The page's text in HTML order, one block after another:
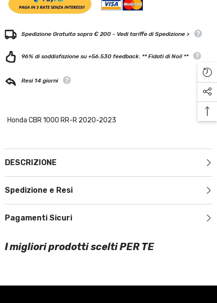
Spedizione Gratuita sopra € 200 - Vedi tariffe di Spedizione >
96% di soddisfazione su +56.530 feedback. ** Fidati di Noi! **
Resi 14 giorni
Honda CBR 1000 RR-R 2020-2023
DESCRIZIONE
Spedizione e Resi
Pagamenti Sicuri
I migliori prodotti scelti PER TE